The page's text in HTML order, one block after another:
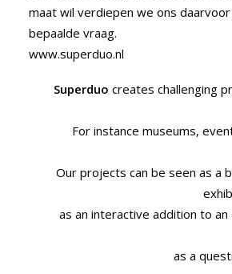
maat wil verdiepen we ons
bepaalde vraag.
www.superduo.nl
Superduo creates challenging
For instance museums,
Our projects can be seen as a
as an interactive addition to
as a